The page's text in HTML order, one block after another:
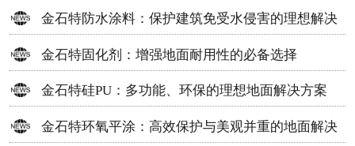
决方案
金石特防水涂料：保护建筑免受水侵害的理想解决
方案
金石特固化剂：增强地面耐用性的必备选择
金石特硅PU：多功能、环保的理想地面解决方案
金石特环氧平涂：高效保护与美观并重的地面解决